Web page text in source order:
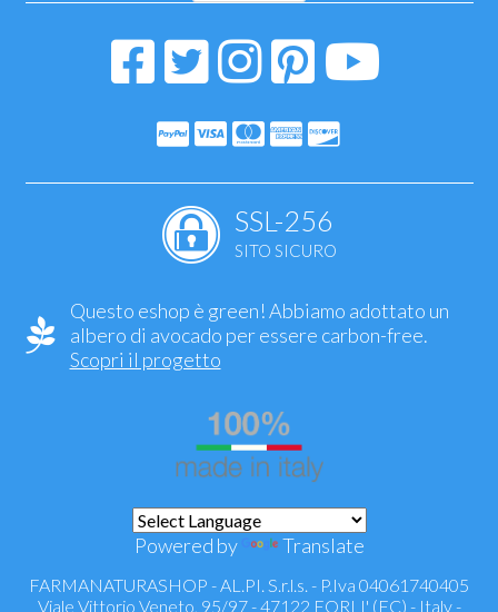
SSL-256
SITO SICURO
Questo eshop è green! Abbiamo adottato un
albero di avocado per essere carbon-free.
Scopri il progetto
Powered by Translate
FARMANATURASHOP - AL.PI. S.r.l.s. - P.Iva 04061740405
Viale Vittorio Veneto, 95/97 - 47122 FORLI' (FC) - Italy -